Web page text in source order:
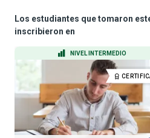
Los estudiantes que tomaron
inscribieron en
NIVEL INTERMEDIO